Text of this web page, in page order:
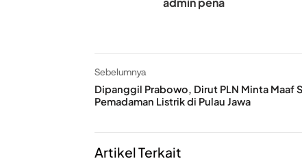
Sebelumnya
Dipanggil Prabowo, Dirut PLN Minta Maaf
Pemadaman Listrik di Pulau Jawa
Artikel Terkait